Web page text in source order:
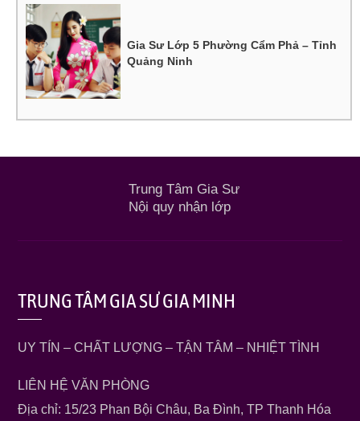
Gia Sư Lớp 5 Phường Cẩm Phả – Tỉnh
Quảng Ninh
Trung Tâm Gia Sư
Nội quy nhận lớp
TRUNG TÂM GIA SƯ GIA MINH
UY TÍN – CHẤT LƯỢNG – TẬN TÂM – NHIỆT TÌNH
LIÊN HỆ VĂN PHÒNG
Địa chỉ: 15/23 Phan Bội Châu, Ba Đình, TP Thanh Hóa